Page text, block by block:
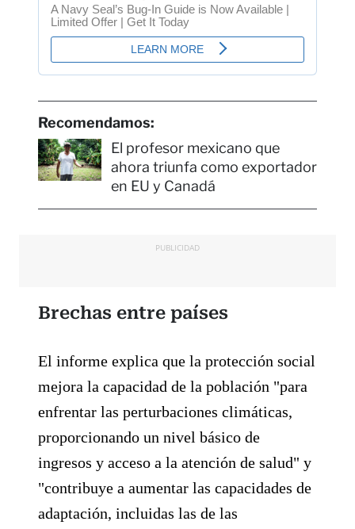
Recomendamos:
El profesor mexicano que
ahora triunfa como exportador
en EU y Canadá
PUBLICIDAD
Brechas entre países
El informe explica que la protección social
mejora la capacidad de la población "para
enfrentar las perturbaciones climáticas,
proporcionando un nivel básico de
ingresos y acceso a la atención de salud" y
"contribuye a aumentar las capacidades de
adaptación, incluidas las de las